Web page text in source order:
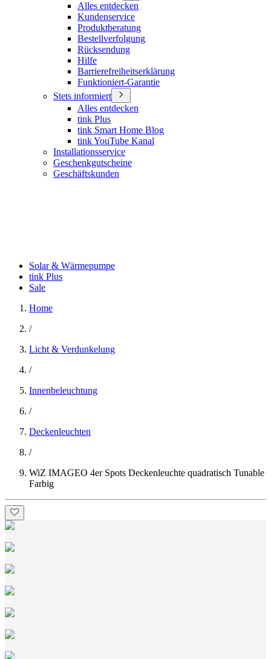
Alles entdecken
Kundenservice
Produktberatung
Bestellverfolgung
Rücksendung
Hilfe
Barrierefreiheitserklärung
Funktioniert-Garantie
Stets informiert
Alles entdecken
tink Plus
tink Smart Home Blog
tink YouTube Kanal
Installationsservice
Geschenkgutscheine
Geschäftskunden
Solar & Wärmepumpe
tink Plus
Sale
Home
/
Licht & Verdunkelung
/
Innenbeleuchtung
/
Deckenleuchten
/
WiZ IMAGEO 4er Spots Deckenleuchte quadratisch Tunable
Farbig